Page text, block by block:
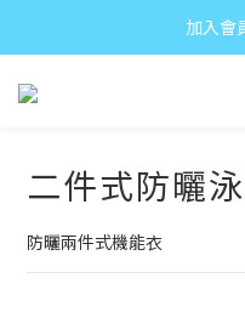
加入會
二件式防曬
防曬兩件式機能衣